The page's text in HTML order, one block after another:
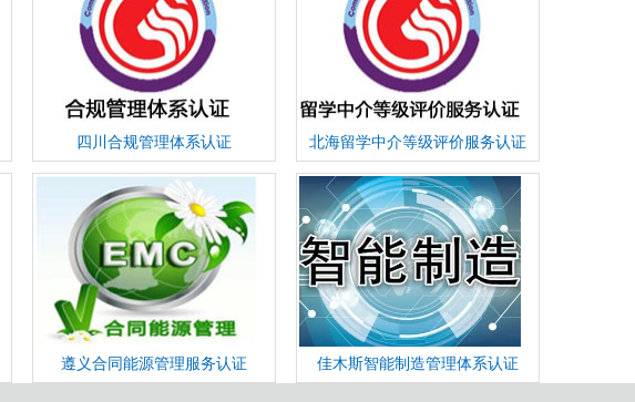
四川合规管理体系认证 北海留学中介等级评价服务认证
遵义合同能源管理服务认证 佳木斯智能制造管理体系认证